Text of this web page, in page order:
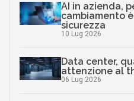
AI in azienda,
cambiamento
sicurezza
10 Lug 2026
Data center,
attenzione al
06 Lug 2026